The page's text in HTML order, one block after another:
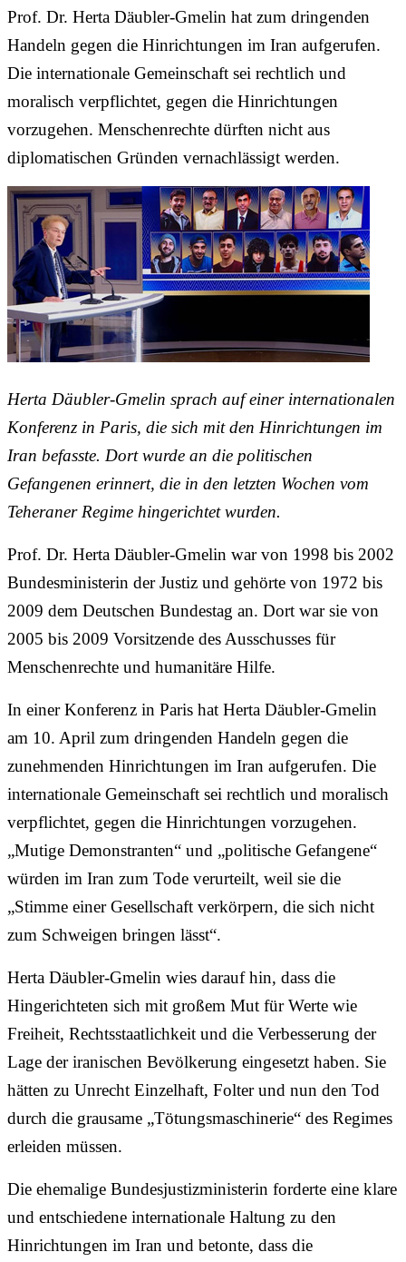
Prof. Dr. Herta Däubler-Gmelin hat zum dringenden
Handeln gegen die Hinrichtungen im Iran aufgerufen.
Die internationale Gemeinschaft sei rechtlich und
moralisch verpflichtet, gegen die Hinrichtungen
vorzugehen. Menschenrechte dürften nicht aus
diplomatischen Gründen vernachlässigt werden.
Herta Däubler-Gmelin sprach auf einer internationalen
Konferenz in Paris, die sich mit den Hinrichtungen im
Iran befasste. Dort wurde an die politischen
Gefangenen erinnert, die in den letzten Wochen vom
Teheraner Regime hingerichtet wurden.
Prof. Dr. Herta Däubler-Gmelin war von 1998 bis 2002
Bundesministerin der Justiz und gehörte von 1972 bis
2009 dem Deutschen Bundestag an. Dort war sie von
2005 bis 2009 Vorsitzende des Ausschusses für
Menschenrechte und humanitäre Hilfe.
In einer Konferenz in Paris hat Herta Däubler-Gmelin
am 10. April zum dringenden Handeln gegen die
zunehmenden Hinrichtungen im Iran aufgerufen. Die
internationale Gemeinschaft sei rechtlich und moralisch
verpflichtet, gegen die Hinrichtungen vorzugehen.
„Mutige Demonstranten“ und „politische Gefangene“
würden im Iran zum Tode verurteilt, weil sie die
„Stimme einer Gesellschaft verkörpern, die sich nicht
zum Schweigen bringen lässt“.
Herta Däubler-Gmelin wies darauf hin, dass die
Hingerichteten sich mit großem Mut für Werte wie
Freiheit, Rechtsstaatlichkeit und die Verbesserung der
Lage der iranischen Bevölkerung eingesetzt haben. Sie
hätten zu Unrecht Einzelhaft, Folter und nun den Tod
durch die grausame „Tötungsmaschinerie“ des Regimes
erleiden müssen.
Die ehemalige Bundesjustizministerin forderte eine klare
und entschiedene internationale Haltung zu den
Hinrichtungen im Iran und betonte, dass die